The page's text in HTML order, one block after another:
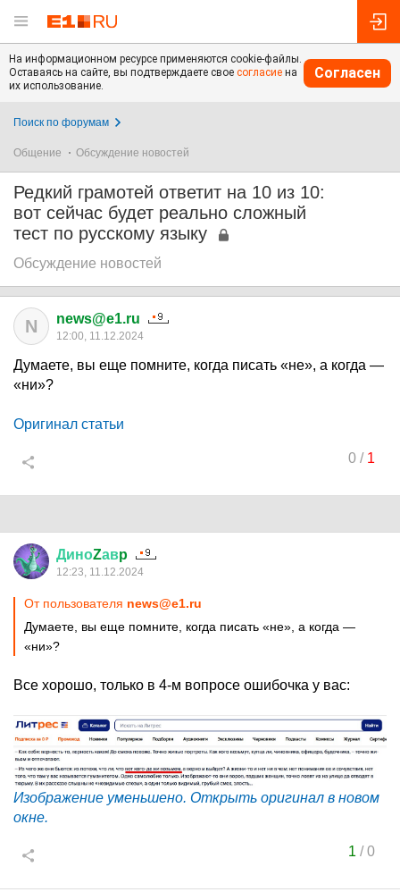
На информационном ресурсе применяются cookie-файлы.
Оставаясь на сайте, вы подтверждаете свое согласие на
их использование.
Согласен
Поиск по форумам
Общение Обсуждение новостей
Редкий грамотей ответит на 10 из 10:
вот сейчас будет реально сложный
тест по русскому языку
Обсуждение новостей
N news@e1.ru
12:00, 11.12.2024
Думаете, вы еще помните, когда писать «не», а когда —
«ни»?
Оригинал статьи
0/ 1
ДиноZавp
12:23, 11.12.2024
От пользователя news@e1.ru
Думаете, вы еще помните, когда писать «не», а когда —
«ни»?
Все хорошо, только в 4-м вопросе ошибочка у вас:
Изображение уменьшено. Открыть оригинал в новом
окне.
1 /0